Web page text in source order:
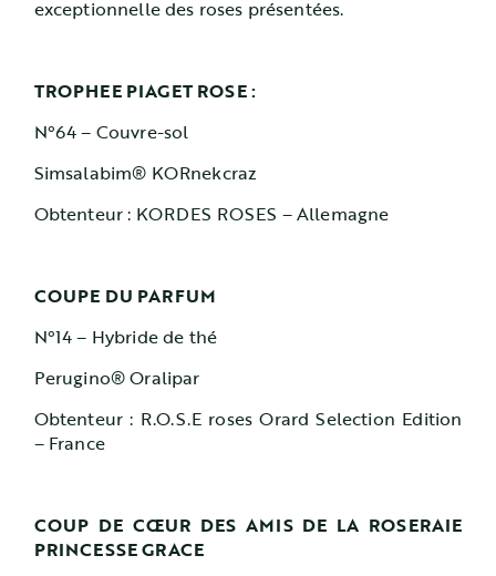
exceptionnelle des roses présentées.
TROPHEE PIAGET ROSE :
N°64 – Couvre-sol
Simsalabim® KORnekcraz
Obtenteur : KORDES ROSES – Allemagne
COUPE DU PARFUM
N°14 – Hybride de thé
Perugino® Oralipar
Obtenteur : R.O.S.E roses Orard Selection Edition
– France
COUP DE CŒUR DES AMIS DE LA ROSERAIE
PRINCESSE GRACE